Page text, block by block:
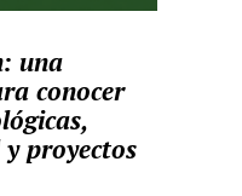
una
conocer
proyectos